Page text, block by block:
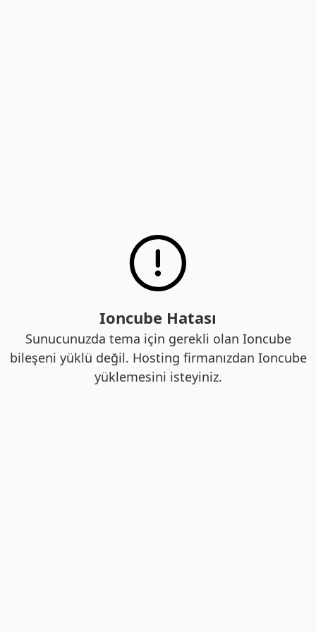
Ioncube Hatası
Sunucunuzda tema için gerekli olan Ioncube
bileşeni yüklü değil. Hosting firmanızdan Ioncube
yüklemesini isteyiniz.